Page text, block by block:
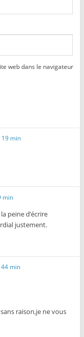
web dans le navigateur
19 min
min
peine d’écrire
justement.
min
raison,je ne vous